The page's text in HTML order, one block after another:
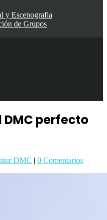
y Escenografia
de Grupos
DMC perfecto
DMC | 0 Comentarios